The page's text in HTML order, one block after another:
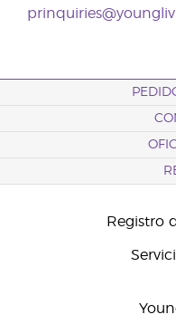
Registro